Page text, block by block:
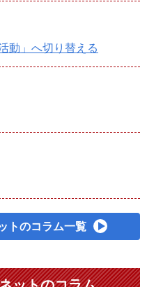
動」へ切り替える
トのコラム一覧